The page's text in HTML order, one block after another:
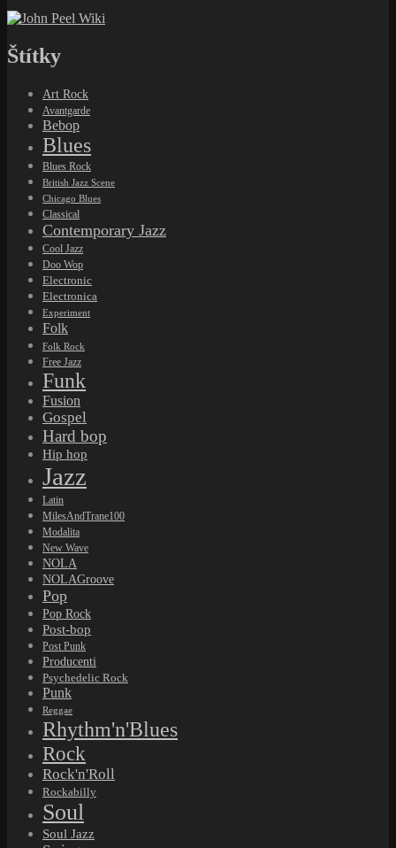
Štítky
Art Rock
Avantgarde
Bebop
Blues
Blues Rock
British Jazz Scene
Chicago Blues
Classical
Contemporary Jazz
Cool Jazz
Doo Wop
Electronic
Electronica
Experiment
Folk
Folk Rock
Free Jazz
Funk
Fusion
Gospel
Hard bop
Hip hop
Jazz
Latin
MilesAndTrane100
Modalita
New Wave
NOLA
NOLAGroove
Pop
Pop Rock
Post-bop
Post Punk
Producenti
Psychedelic Rock
Punk
Reggae
Rhythm'n'Blues
Rock
Rock'n'Roll
Rockabilly
Soul
Soul Jazz